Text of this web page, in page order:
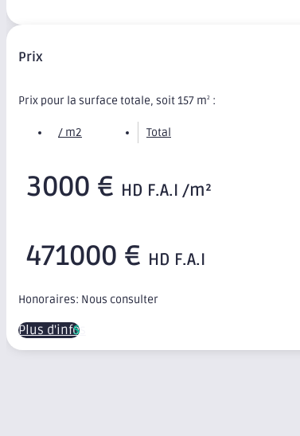
Prix
Prix pour la surface totale, soit 157 m2 :
/ m2 Total
3000 € HD F.A.I /m²
471000 € HD F.A.I
Honoraires: Nous consulter
Plus d'infos